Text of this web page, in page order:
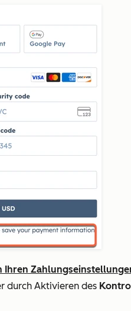
Ihren
durch Aktivieren des